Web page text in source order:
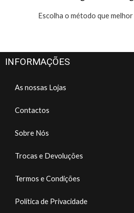
Escolha o método que
INFORMAÇÕES
As nossas Lojas
Contactos
Sobre Nós
Trocas e Devoluções
Termos e Condições
Política de Privacidade